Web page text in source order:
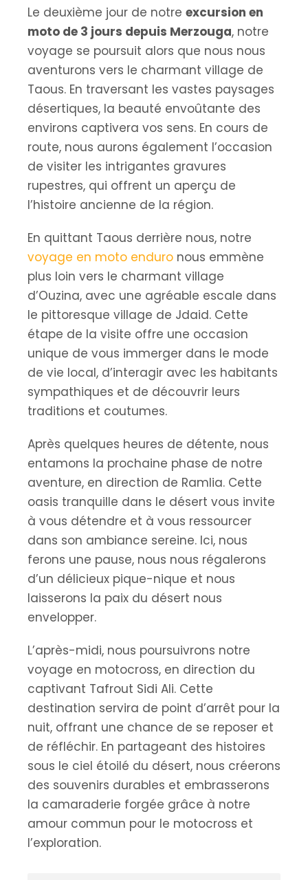
Le deuxième jour de notre excursion en
moto de 3 jours depuis Merzouga, notre
voyage se poursuit alors que nous nous
aventurons vers le charmant village de
Taous. En traversant les vastes paysages
désertiques, la beauté envoûtante des
environs captivera vos sens. En cours de
route, nous aurons également l’occasion
de visiter les intrigantes gravures
rupestres, qui offrent un aperçu de
l’histoire ancienne de la région.
En quittant Taous derrière nous, notre
voyage en moto enduro nous emmène
plus loin vers le charmant village
d’Ouzina, avec une agréable escale dans
le pittoresque village de Jdaid. Cette
étape de la visite offre une occasion
unique de vous immerger dans le mode
de vie local, d’interagir avec les habitants
sympathiques et de découvrir leurs
traditions et coutumes.
Après quelques heures de détente, nous
entamons la prochaine phase de notre
aventure, en direction de Ramlia. Cette
oasis tranquille dans le désert vous invite
à vous détendre et à vous ressourcer
dans son ambiance sereine. Ici, nous
ferons une pause, nous nous régalerons
d’un délicieux pique-nique et nous
laisserons la paix du désert nous
envelopper.
L’après-midi, nous poursuivrons notre
voyage en motocross, en direction du
captivant Tafrout Sidi Ali. Cette
destination servira de point d’arrêt pour la
nuit, offrant une chance de se reposer et
de réfléchir. En partageant des histoires
sous le ciel étoilé du désert, nous créerons
des souvenirs durables et embrasserons
la camaraderie forgée grâce à notre
amour commun pour le motocross et
l’exploration.